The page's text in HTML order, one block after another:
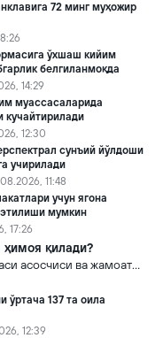
72 минг муҳожир
ўхшаш кийим
белгиланмоқда
14:29
муассасаларида
кучайтирилади
12:30
сунъий йўлдоши
учирилади
11:48
учун ягона
этилиши мумкин
17:26
қилади?
асосчиси ва жамоат
жамоатчиликда
ўртача 137 та оила
12:39